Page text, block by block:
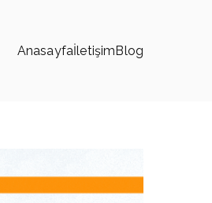
AnasayfaİletişimBlog